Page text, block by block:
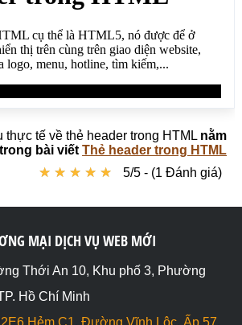
thực tế về thẻ header trong HTML nằm
trong bài viết Thẻ header trong HTML
★ ★ ★ ★ ★
★ ★ ★ ★ ★ 5/5 - (1 Đánh giá)
MẠI DỊCH VỤ WEB MỚI
Thới An 10, Khu phố 3, Phường
Hồ Chí Minh
Hẻm C1, Đường Vĩnh Lộc, Ấp 57,